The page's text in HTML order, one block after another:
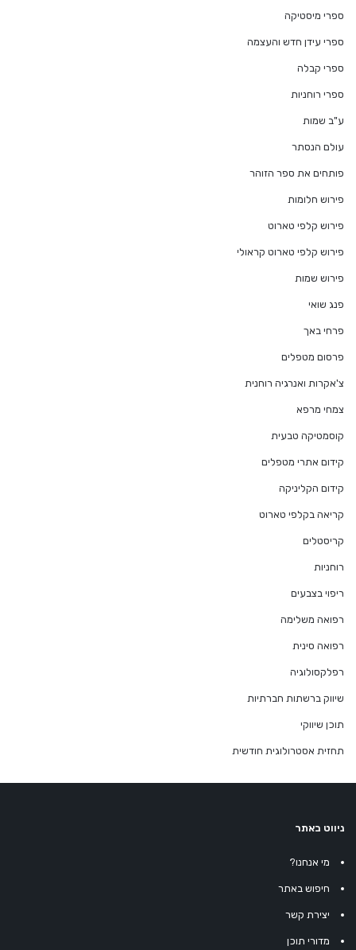
ספרי מיסטיקה
ספרי עידן חדש והעצמה
ספרי קבלה
ספרי רוחניות
ע"ב שמות
עולם הנסתר
פותחים את ספר הזוהר
פירוש חלומות
פירוש קלפי טארוט
פירוש קלפי טארוט קראולי
פירוש שמות
פנג שואי
פרחי באך
פרסום מטפלים
צ'אקרות ואנרגיה רוחנית
צמחי מרפא
קוסמטיקה טבעית
קידום אתרי מטפלים
קידום הקליניקה
קריאה בקלפי טארוט
קריסטלים
רוחניות
ריפוי בצבעים
רפואה משלימה
רפואה סינית
רפלקסולוגיה
שיווק ברשתות חברתיות
תוכן שיווקי
תחזית אסטרולוגית חודשית
ניווט באתר
מי אנחנו?
חיפוש באתר
יצירת קשר
מדורי תוכן